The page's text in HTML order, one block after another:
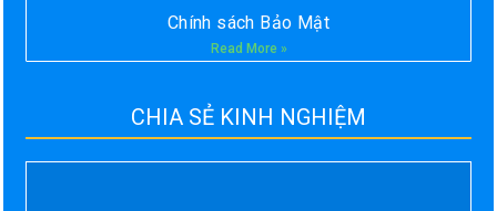
Chính sách Bảo Mật
Read More »
CHIA SẺ KINH NGHIỆM